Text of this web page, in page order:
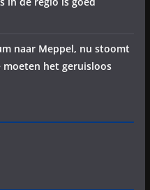
naar Meppel, nu stoomt
moeten het geruisloos